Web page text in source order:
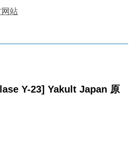
Y-23] Yakult Japan 原